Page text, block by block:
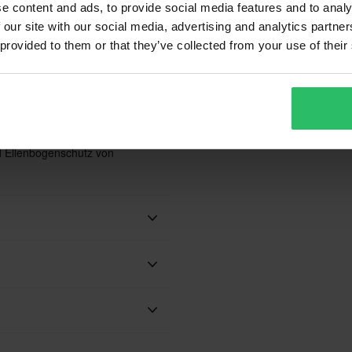
content and ads, to provide social media features and to
site with our social media, advertising and analytics
to them or that they’ve collected from your use of
eine Konformitätsanforderung
die folgenden Standards:
2:2014, Level 2 als Upgrade
Ellenbogenschutz von
Erwachsene